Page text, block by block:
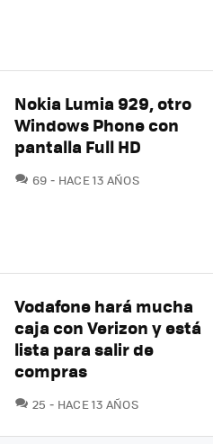
Nokia Lumia 929, otro
Windows Phone con
pantalla Full HD
69 COMENTARIOS
HACE 13 AÑOS
Vodafone hará mucha
caja con Verizon y está
lista para salir de
compras
25 COMENTARIOS
HACE 13 AÑOS